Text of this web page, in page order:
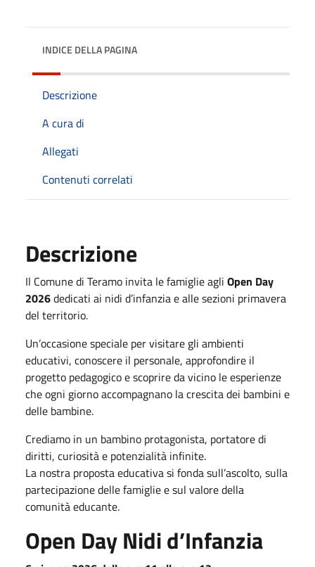
INDICE DELLA PAGINA
Descrizione
A cura di
Allegati
Contenuti correlati
Descrizione
Il Comune di Teramo invita le famiglie agli Open Day
2026dedicati ai nidi d’infanzia e alle sezioni primavera
del territorio.
Un’occasione speciale per visitare gli ambienti
educativi, conoscere il personale, approfondire il
progetto pedagogico e scoprire da vicino le esperienze
che ogni giorno accompagnano la crescita dei bambini e
delle bambine.
Crediamo in un bambino protagonista, portatore di
diritti, curiosità e potenzialità infinite.
La nostra proposta educativa si fonda sull’ascolto, sulla
partecipazione delle famiglie e sul valore della
comunità educante.
Open Day Nidi d’Infanzia